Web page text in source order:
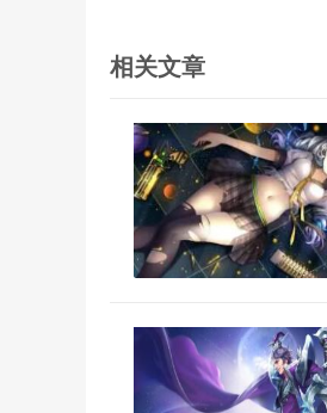
相关文章